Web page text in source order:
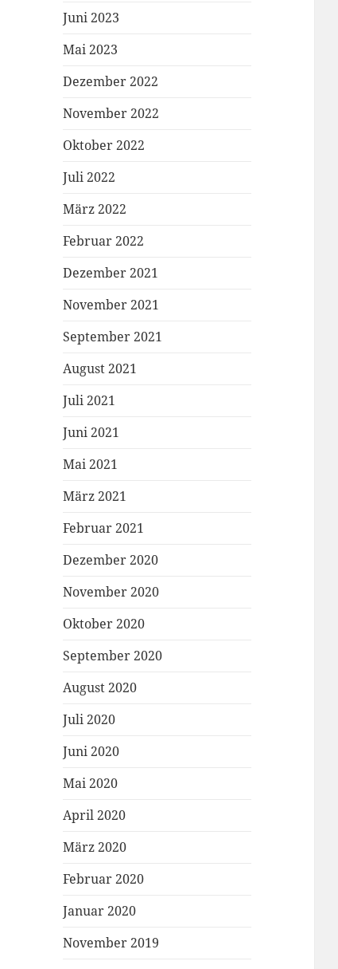
Juni 2023
Mai 2023
Dezember 2022
November 2022
Oktober 2022
Juli 2022
März 2022
Februar 2022
Dezember 2021
November 2021
September 2021
August 2021
Juli 2021
Juni 2021
Mai 2021
März 2021
Februar 2021
Dezember 2020
November 2020
Oktober 2020
September 2020
August 2020
Juli 2020
Juni 2020
Mai 2020
April 2020
März 2020
Februar 2020
Januar 2020
November 2019